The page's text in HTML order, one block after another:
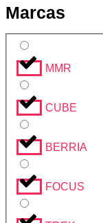
Marcas
MMR
CUBE
BERRIA
FOCUS